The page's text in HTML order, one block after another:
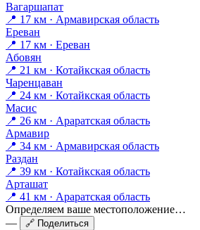
Вагаршапат
📍 17 км · Армавирская область
Ереван
📍 17 км · Ереван
Абовян
📍 21 км · Котайкская область
Чаренцаван
📍 24 км · Котайкская область
Масис
📍 26 км · Араратская область
Армавир
📍 34 км · Армавирская область
Раздан
📍 39 км · Котайкская область
Арташат
📍 41 км · Араратская область
Определяем ваше местоположение…
—
🔗 Поделиться